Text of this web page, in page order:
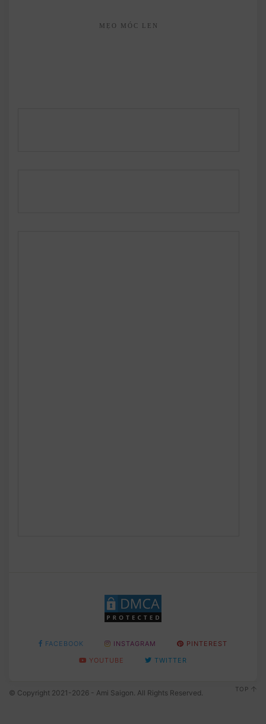
MẸO MÓC LEN
FACEBOOK INSTAGRAM
PINTEREST
YOUTUBE
TWITTER
© Copyright 2021-2026 - Ami Saigon. All Rights Reserved. TOP